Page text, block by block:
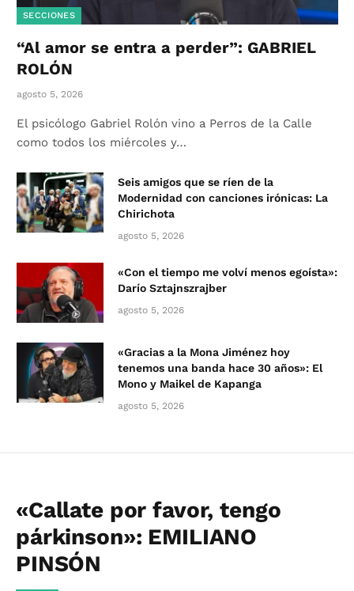
SECCIONES
“Al amor se entra a perder”: GABRIEL
ROLÓN
agosto 5, 2026
El psicólogo Gabriel Rolón vino a Perros de la Calle
como todos los miércoles y…
Seis amigos que se ríen de la
Modernidad con canciones irónicas: La
Chirichota
agosto 5, 2026
«Con el tiempo me volví menos egoísta»:
Darío Sztajnszrajber
agosto 5, 2026
«Gracias a la Mona Jiménez hoy
tenemos una banda hace 30 años»: El
Mono y Maikel de Kapanga
agosto 5, 2026
«Callate por favor, tengo
párkinson»: EMILIANO
PINSÓN